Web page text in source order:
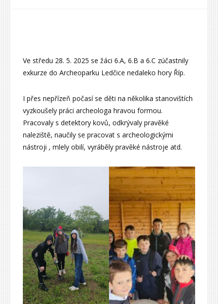
Ve středu 28. 5. 2025 se žáci 6.A, 6.B a 6.C zúčastnily
exkurze do Archeoparku Ledčice nedaleko hory Říp.
I přes nepřízeň počasí se děti na několika stanovištích
vyzkoušely práci archeologa hravou formou.
Pracovaly s detektory kovů, odkrývaly pravěké
naleziště, naučily se pracovat s archeologickými
nástroji , mlely obilí, vyráběly pravěké nástroje atd.